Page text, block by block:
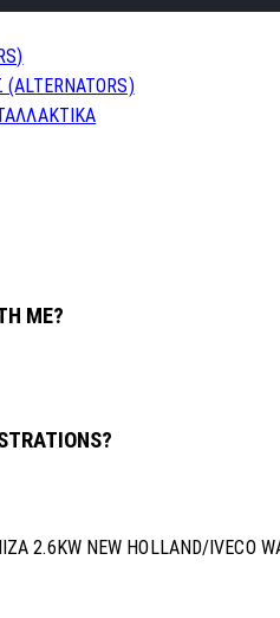
ME?
2.6KW NEW HOLLAND/IVECO